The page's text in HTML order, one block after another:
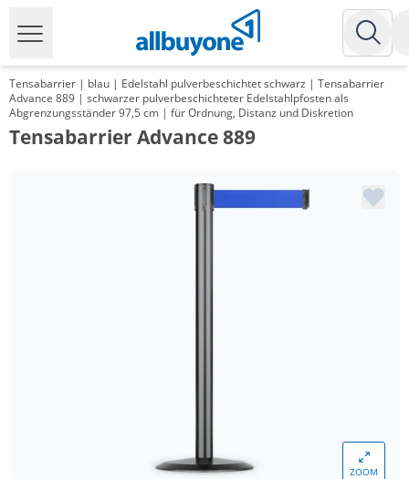
Tensabarrier | blau | Edelstahl pulverbeschichtet schwarz | Tensabarrier
Advance 889 | schwarzer pulverbeschichteter Edelstahlpfosten als
Abgrenzungsständer 97,5 cm | für Ordnung, Distanz und Diskretion
Tensabarrier Advance 889
ZOOM